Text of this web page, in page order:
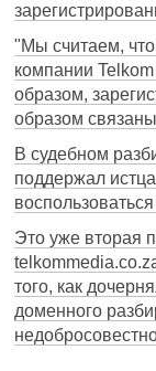
"Мы считаем,
компании
образом,
образом
В судебном
поддержал
Это уже вторая
того, как
доменного